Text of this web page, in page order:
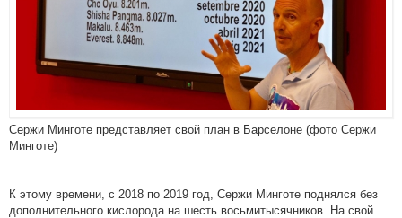
Сержи Минготе представляет свой план в Барселоне (фото Сержи
Минготе)
К этому времени, с 2018 по 2019 год, Сержи Минготе поднялся без
дополнительного кислорода на шесть восьмитысячников. На свой